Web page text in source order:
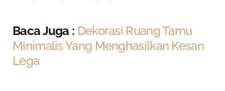
Baca Juga : Dekorasi Ruang Tamu
Minimalis Yang Menghasilkan Kesan
Lega